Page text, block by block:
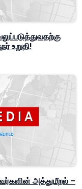
உறுதி!
அத்துமீறல் –